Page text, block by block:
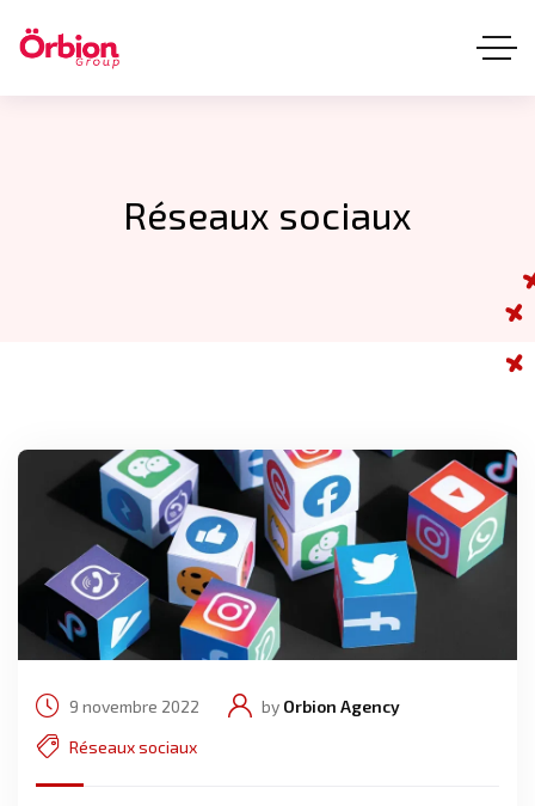
Réseaux sociaux
9 novembre 2022 by Orbion Agency
Réseaux sociaux